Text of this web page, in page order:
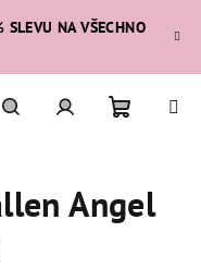
SLEVU NA VŠECHNO
košík
Angel